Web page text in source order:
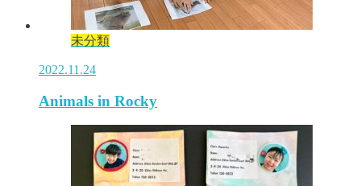
未分類
2022.11.24
Animals in Rocky